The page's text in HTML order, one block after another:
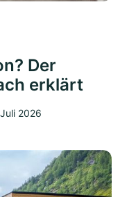
Der
erklärt
2026